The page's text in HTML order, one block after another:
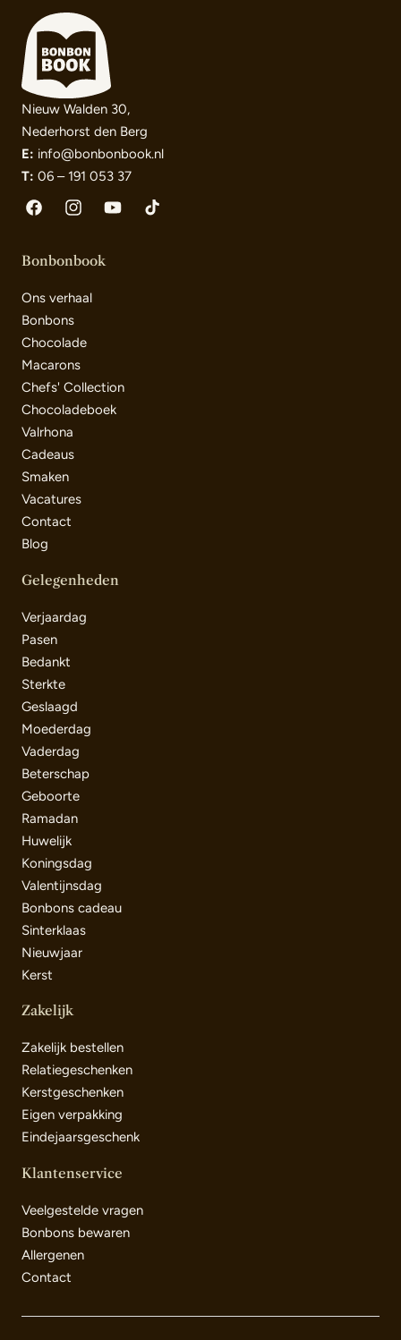
Nieuw Walden 30,
Nederhorst den Berg
E: info@bonbonbook.nl
T: 06 – 191 053 37
FacebookInstagramYouTubeTikTok
Bonbonbook
Ons verhaal
Bonbons
Chocolade
Macarons
Chefs' Collection
Chocoladeboek
Valrhona
Cadeaus
Smaken
Vacatures
Contact
Blog
Gelegenheden
Verjaardag
Pasen
Bedankt
Sterkte
Geslaagd
Moederdag
Vaderdag
Beterschap
Geboorte
Ramadan
Huwelijk
Koningsdag
Valentijnsdag
Bonbons cadeau
Sinterklaas
Nieuwjaar
Kerst
Zakelijk
Zakelijk bestellen
Relatiegeschenken
Kerstgeschenken
Eigen verpakking
Eindejaarsgeschenk
Klantenservice
Veelgestelde vragen
Bonbons bewaren
Allergenen
Contact